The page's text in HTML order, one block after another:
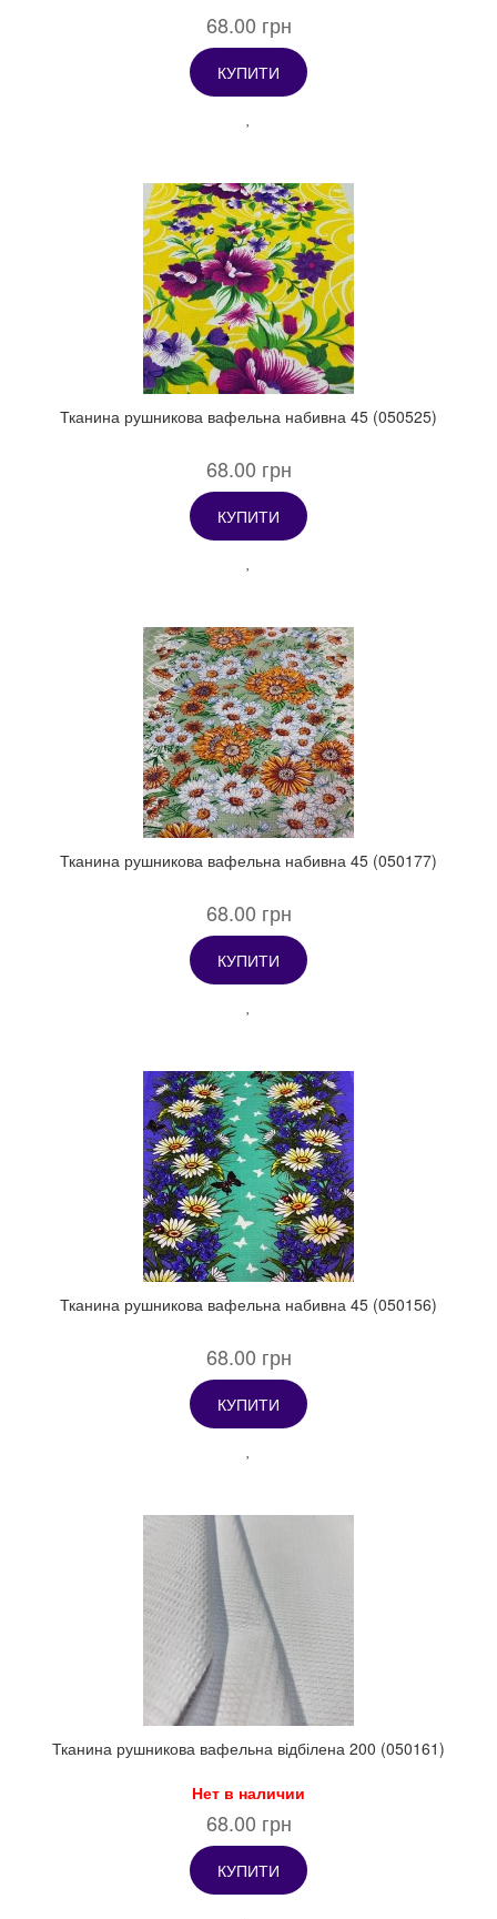
68.00 грн
КУПИТИ
Тканина рушникова вафельна набивна 45 (050525)
68.00 грн
КУПИТИ
Тканина рушникова вафельна набивна 45 (050177)
68.00 грн
КУПИТИ
Тканина рушникова вафельна набивна 45 (050156)
68.00 грн
КУПИТИ
Тканина рушникова вафельна відбілена 200 (050161)
Нет в наличии
68.00 грн
КУПИТИ